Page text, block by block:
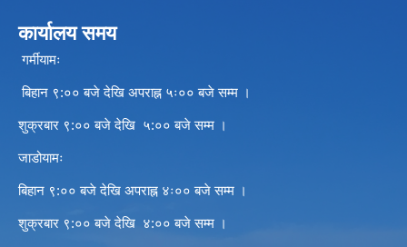
कार्यालय समय
गर्मीयामः
बिहान ९:०० बजे देखि अपराह्न ५ः०० बजे सम्म ।
शुक्रबार ९:०० बजे देखि ५:०० बजे सम्म ।
जाडोयामः
बिहान ९:०० बजे देखि अपराह्न ४ः०० बजे सम्म ।
शुक्रबार ९:०० बजे देखि ४:०० बजे सम्म ।